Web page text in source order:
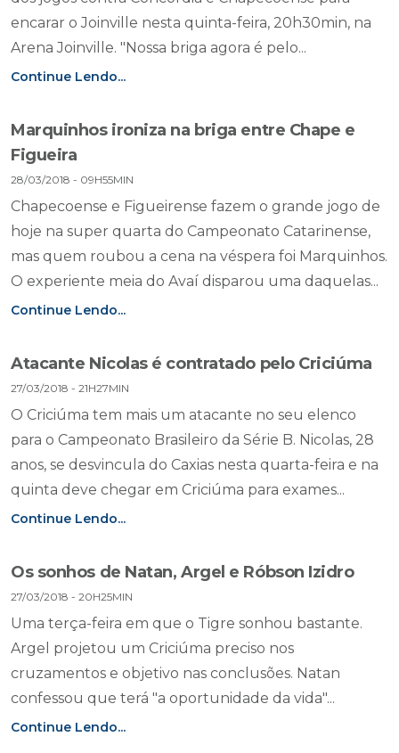
encarar o Joinville nesta quinta-feira, 20h30min, na
Arena Joinville. "Nossa briga agora é pelo...
Continue Lendo...
Marquinhos ironiza na briga entre Chape e
Figueira
28/03/2018 - 09H55MIN
Chapecoense e Figueirense fazem o grande jogo de
hoje na super quarta do Campeonato Catarinense,
mas quem roubou a cena na véspera foi Marquinhos.
O experiente meia do Avaí disparou uma daquelas...
Continue Lendo...
Atacante Nicolas é contratado pelo Criciúma
27/03/2018 - 21H27MIN
O Criciúma tem mais um atacante no seu elenco
para o Campeonato Brasileiro da Série B. Nicolas, 28
anos, se desvincula do Caxias nesta quarta-feira e na
quinta deve chegar em Criciúma para exames...
Continue Lendo...
Os sonhos de Natan, Argel e Róbson Izidro
27/03/2018 - 20H25MIN
Uma terça-feira em que o Tigre sonhou bastante.
Argel projetou um Criciúma preciso nos
cruzamentos e objetivo nas conclusões. Natan
confessou que terá "a oportunidade da vida"...
Continue Lendo...